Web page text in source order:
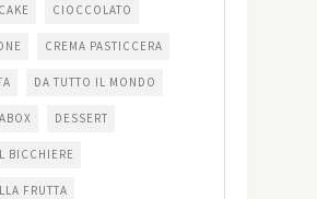
CIOCCOLATO
CREMA PASTICCERA
DA TUTTO IL MONDO
DESSERT
BICCHIERE
FRUTTA